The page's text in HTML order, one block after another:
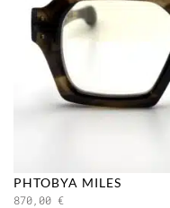
PHTOBYA MILES
870,00 €